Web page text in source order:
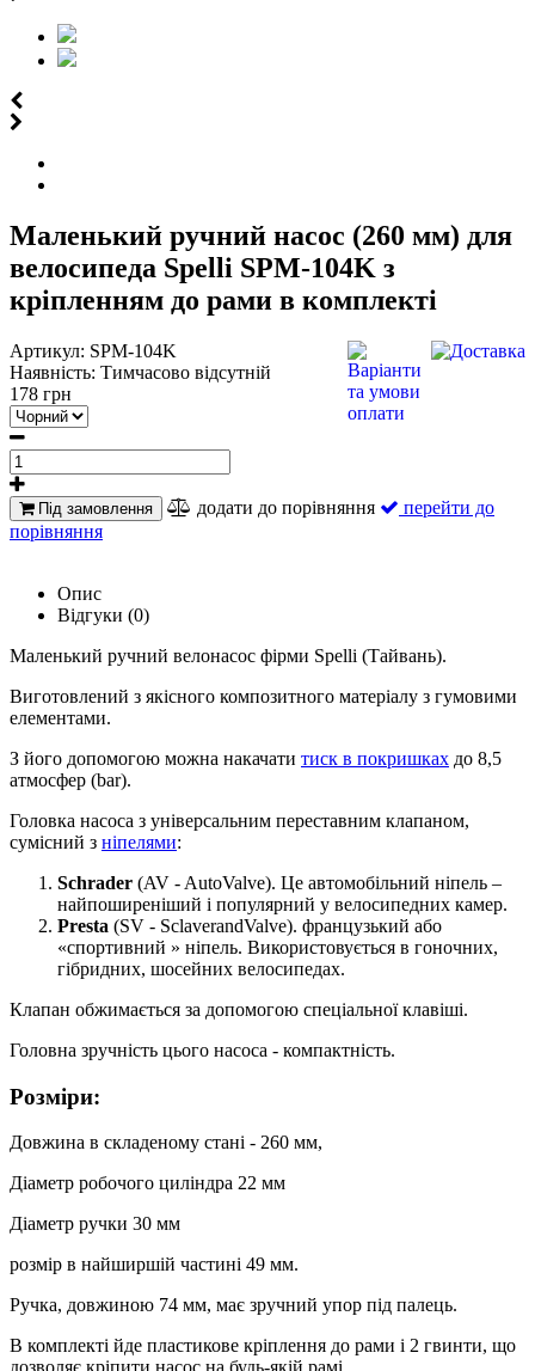
Маленький ручний насос (260 мм) для
велосипеда Spelli SPM-104K з
кріпленням до рами в комплекті
Артикул: SPM-104K
Наявність: Тимчасово відсутній
178 грн
Під замовлення додати до порівняння
перейти до
порівняння
Опис
Відгуки (0)
Маленький ручний велонасос фірми Spelli (Тайвань).
Виготовлений з якісного композитного матеріалу з гумовими
елементами.
З його допомогою можна накачати тиск в покришках до 8,5
атмосфер (bar).
Головка насоса з універсальним переставним клапаном,
сумісний з ніпелями:
Schrader (AV - AutoValve). Це автомобільний ніпель –
найпоширеніший і популярний у велосипедних камер.
Presta (SV - SclaverandValve). французький або
«спортивний » ніпель. Використовується в гоночних,
гібридних, шосейних велосипедах.
Клапан обжимається за допомогою спеціальної клавіші.
Головна зручність цього насоса - компактність.
Розміри:
Довжина в складеному стані - 260 мм,
Діаметр робочого циліндра 22 мм
Діаметр ручки 30 мм
розмір в найширшій частині 49 мм.
Ручка, довжиною 74 мм, має зручний упор під палець.
В комплекті йде пластикове кріплення до рами і 2 гвинти, що